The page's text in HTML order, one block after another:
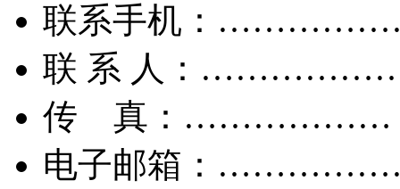
联系手机：
联 系 人：
传 真：………………
电子邮箱：